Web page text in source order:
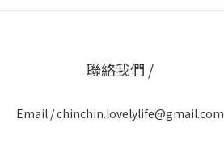
聯絡我們 /
Email / chinchin.lovelylife@gmail.com